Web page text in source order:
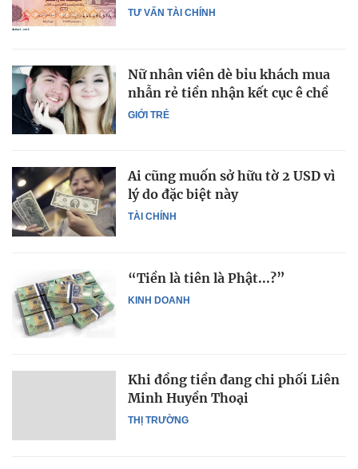
TƯ VẤN TÀI CHÍNH
GIỚI TRẺ
Nữ nhân viên dè bỉu khách mua
nhẫn rẻ tiền nhận kết cục ê chề
TÀI CHÍNH
Ai cũng muốn sở hữu tờ 2 USD vì
lý do đặc biệt này
KINH DOANH
“Tiền là tiên là Phật...?”
THỊ TRƯỜNG
Khi đồng tiền đang chi phối Liên
Minh Huyền Thoại